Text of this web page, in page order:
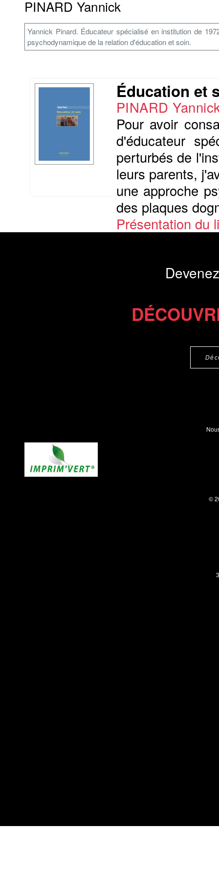
PINARD Yannick
Yannick Pinard. Éducateur spécialisé en institution de
psychodynamique de la relation d'éducation et soin.
Éducation et
PINARD
Pour avoir
d'éducateur
perturbés de
leurs parents,
une approche
des plaques
Présentation du
©